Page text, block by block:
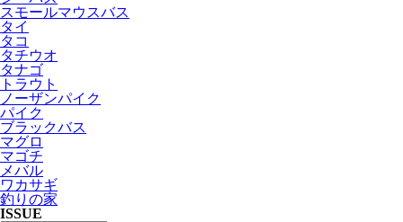
スモールマウスバス
タイ
タコ
タチウオ
タナゴ
トラウト
ノーザンパイク
パイク
ブラックバス
マグロ
マゴチ
メバル
ワカサギ
釣りの家
ISSUE